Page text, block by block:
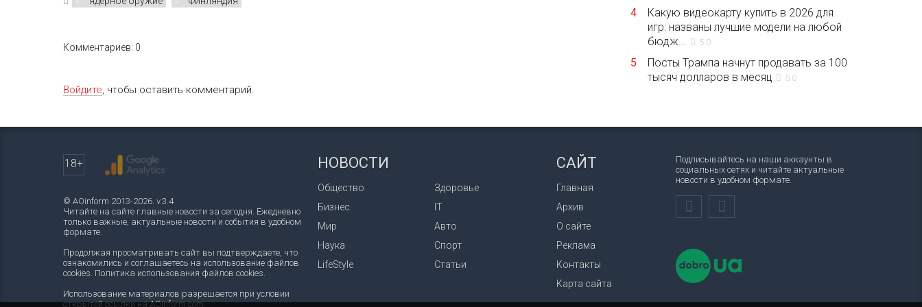
Комментариев: 0
Войдите, чтобы оставить комментарий.
4
Какую видеокарту купить в 2026 для
игр: названы лучшие модели на любой
бюдж...
5.0
5
Посты Трампа начнут продавать за 100
тысяч долларов в месяц
5.0
18+
© AOinform 2013-2026. v.3.4
Читайте на сайте главные новости за сегодня. Ежедневно
только важные, актуальные новости и события в удобном
формате.
Продолжая просматривать сайт вы подтверждаете, что
ознакомились и соглашаетесь на использование файлов
cookies. Политика использования файлов cookies.
Использование материалов разрешается при условии
открытой ссылки на AOinform.com.
НОВОСТИ
Общество
Бизнес
Мир
Наука
LifeStyle
Здоровье
IT
Авто
Спорт
Статьи
САЙТ
Главная
Архив
О сайте
Реклама
Контакты
Карта сайта
Подписывайтесь на наши аккаунты в
социальных сетях и читайте актуальные
новости в удобном формате.